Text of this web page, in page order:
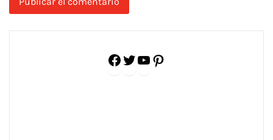
Facebook
Twitter
YouTube
Pinterest